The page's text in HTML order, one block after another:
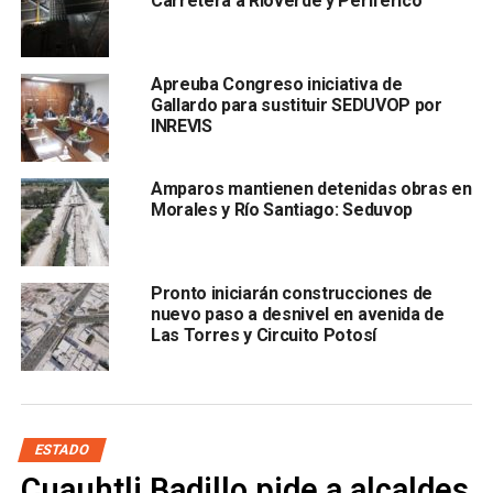
La organización civil señaló una ausencia de estudio de
impacto ambiental de la obra, además que tras el arranque
de la misma, se efectuaran actos de desmonte, tala y
derribo de árboles a lo largo del río.
La decisión judicial ordena detener de forma inmediata
cualquier acto de deforestación, poda, derribo o traslado
permisos ambientales que sean válidos, dictámenes
técnicos especializados así como las medidas de
mitigación o reforestación adecuadas.
Apreuba Congreso iniciativa de
Gallardo para sustituir SEDUVOP por
INREVIS
Amparos mantienen detenidas obras en
Morales y Río Santiago: Seduvop
Pronto iniciarán construcciones de
nuevo paso a desnivel en avenida de
Las Torres y Circuito Potosí
ESTADO